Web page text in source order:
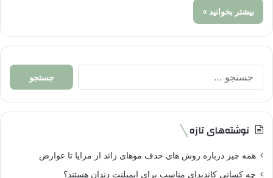
بیشتر بخوانید »
جستجو
نوشته‌های تازه
همه چیز درباره روش های حذف موهای زائد از مزایا تا عوارض
چه کسانی کاندیدای مناسب برای ایمپلنت دندان هستند؟